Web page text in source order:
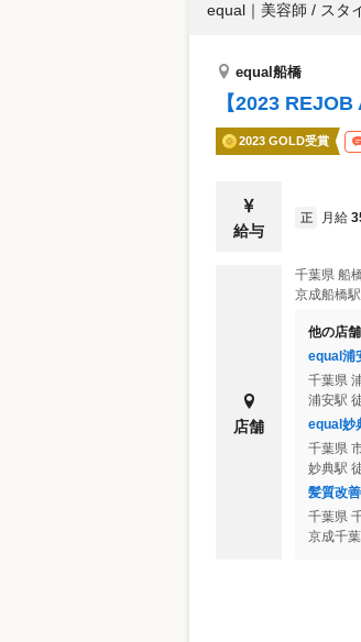
equal ｜ 美容師 / スタ
equal船橋
【2023
2023 GOLD受賞
給与
正 月給
店舗
千葉県 船
京成船橋
他の店
equal浦
千葉県
浦安駅
equal妙
千葉県
妙典駅
髪質改
千葉県
京成千